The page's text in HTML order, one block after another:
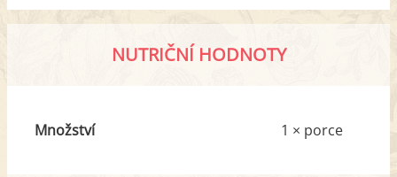
NUTRIČNÍ HODNOTY
Množství 1 × porce